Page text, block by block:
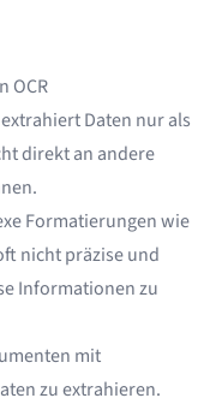
OCR
Daten nur als
direkt an andere
Formatierungen wie
nicht präzise und
Informationen zu
mit
zu extrahieren.